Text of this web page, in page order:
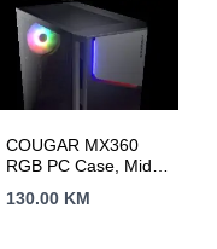
COUGAR MX360
RGB PC Case, Mid
130.00 KM